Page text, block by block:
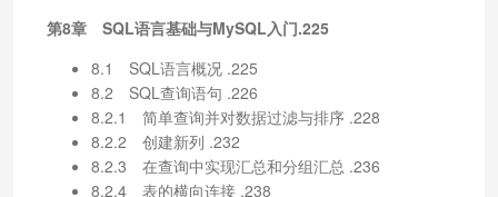
第8章 SQL语言基础与MySQL入门.225
8.1 SQL语言概况 .225
8.2 SQL查询语句 .226
8.2.1 简单查询并对数据过滤与排序 .228
8.2.2 创建新列 .232
8.2.3 在查询中实现汇总和分组汇总 .236
8.2.4 表的横向连接 .238